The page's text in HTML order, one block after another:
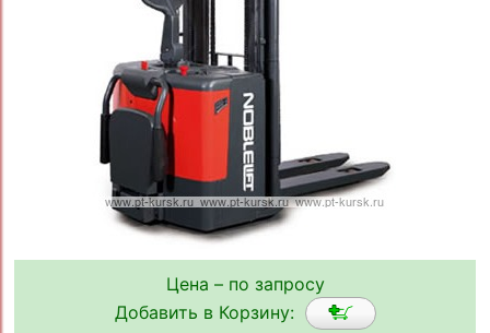
Цена – по запросу
Добавить в Корзину: